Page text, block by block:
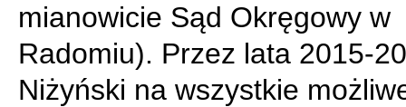
mianowicie Sąd Okręgowy w
Radomiu). Przez lata 2015-
Niżyński na wszystkie